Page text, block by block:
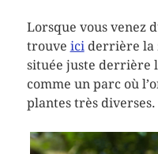
Lorsque vous venez
trouve iciderrière la
située juste derrière
comme un parc où
plantes très diverses.